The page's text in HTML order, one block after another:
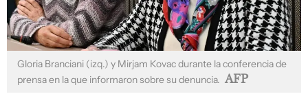
Gloria Branciani (izq.) y Mirjam Kovac durante la conferencia de
prensa en la que informaron sobre su denuncia. AFP